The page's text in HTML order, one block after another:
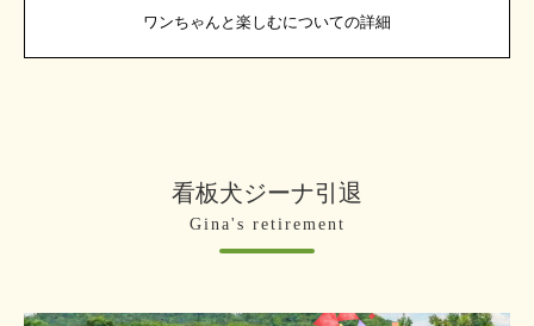
ワンちゃんと楽しむについての詳細
看板犬ジーナ引退
Gina's retirement